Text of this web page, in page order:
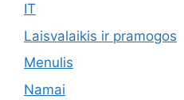
IT
Laisvalaikis ir pramogos
Menulis
Namai